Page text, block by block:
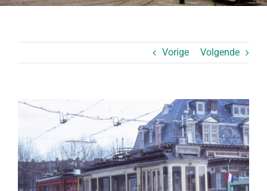
Vorige Volgende
Bekijk
afbeelding